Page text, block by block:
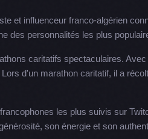
et influenceur franco-algérien
des personnalités les plus
caritatifs spectaculaires.
d'un marathon caritatif, il a
les plus suivis sur
son énergie et son